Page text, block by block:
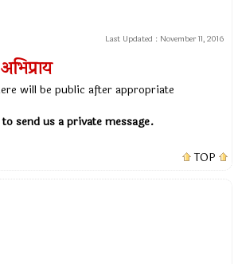
Last Updated : November 11, 2016
will be public after appropriate
to send us a private message.
TOP